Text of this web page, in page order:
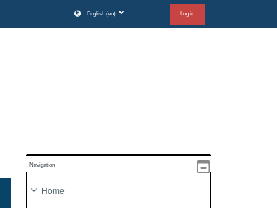
English ‎(en)‎ Log in
Navigation
Home